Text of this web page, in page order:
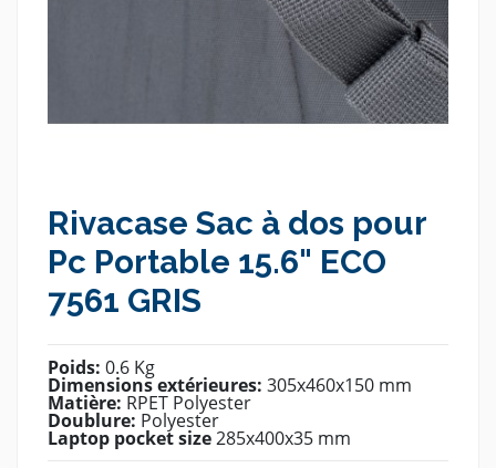
Rivacase Sac à dos pour
Pc Portable 15.6" ECO
7561 GRIS
Poids: 0.6 Kg
Dimensions extérieures: 305x460x150 mm
Matière: RPET Polyester
Doublure: Polyester
Laptop pocket size285x400x35 mm